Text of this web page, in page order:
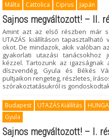
Málta
Cattolica Ciprus Japán
Sajnos megváltozott! – II.
Amint azt az első részben már
UTAZÁS kiállításon
okot. De mindazok, akik valóban
gyakorlati utazási tanácsokhoz
kézzel. Tartozunk az igazságnak
díszvendég, Gyula és Békés
pultjaikon rengeteg, részletes,
szórakoztatásukról is
Budapest UTAZÁS Kiállítás
Gyula
Sajnos megváltozott! – I.